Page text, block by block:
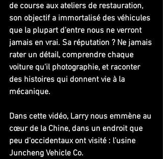
de course aux ateliers de restauration,
son objectif a immortalisé des véhicules
que la plupart d'entre nous ne verront
jamais en vrai. Sa réputation ? Ne jamais
rater un détail, comprendre chaque
voiture qu'il photographie, et raconter
des histoires qui donnent vie à la
mécanique.
Dans cette vidéo, Larry nous emmène au
cœur de la Chine, dans un endroit que
peu d'occidentaux ont visité : l'usine
Juncheng Vehicle Co.